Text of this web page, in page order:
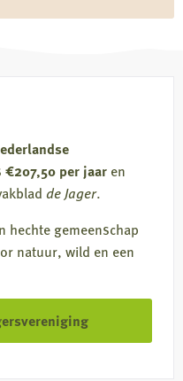
€207,50 per jaar en
de Jager.
hechte gemeenschap
natuur, wild en een